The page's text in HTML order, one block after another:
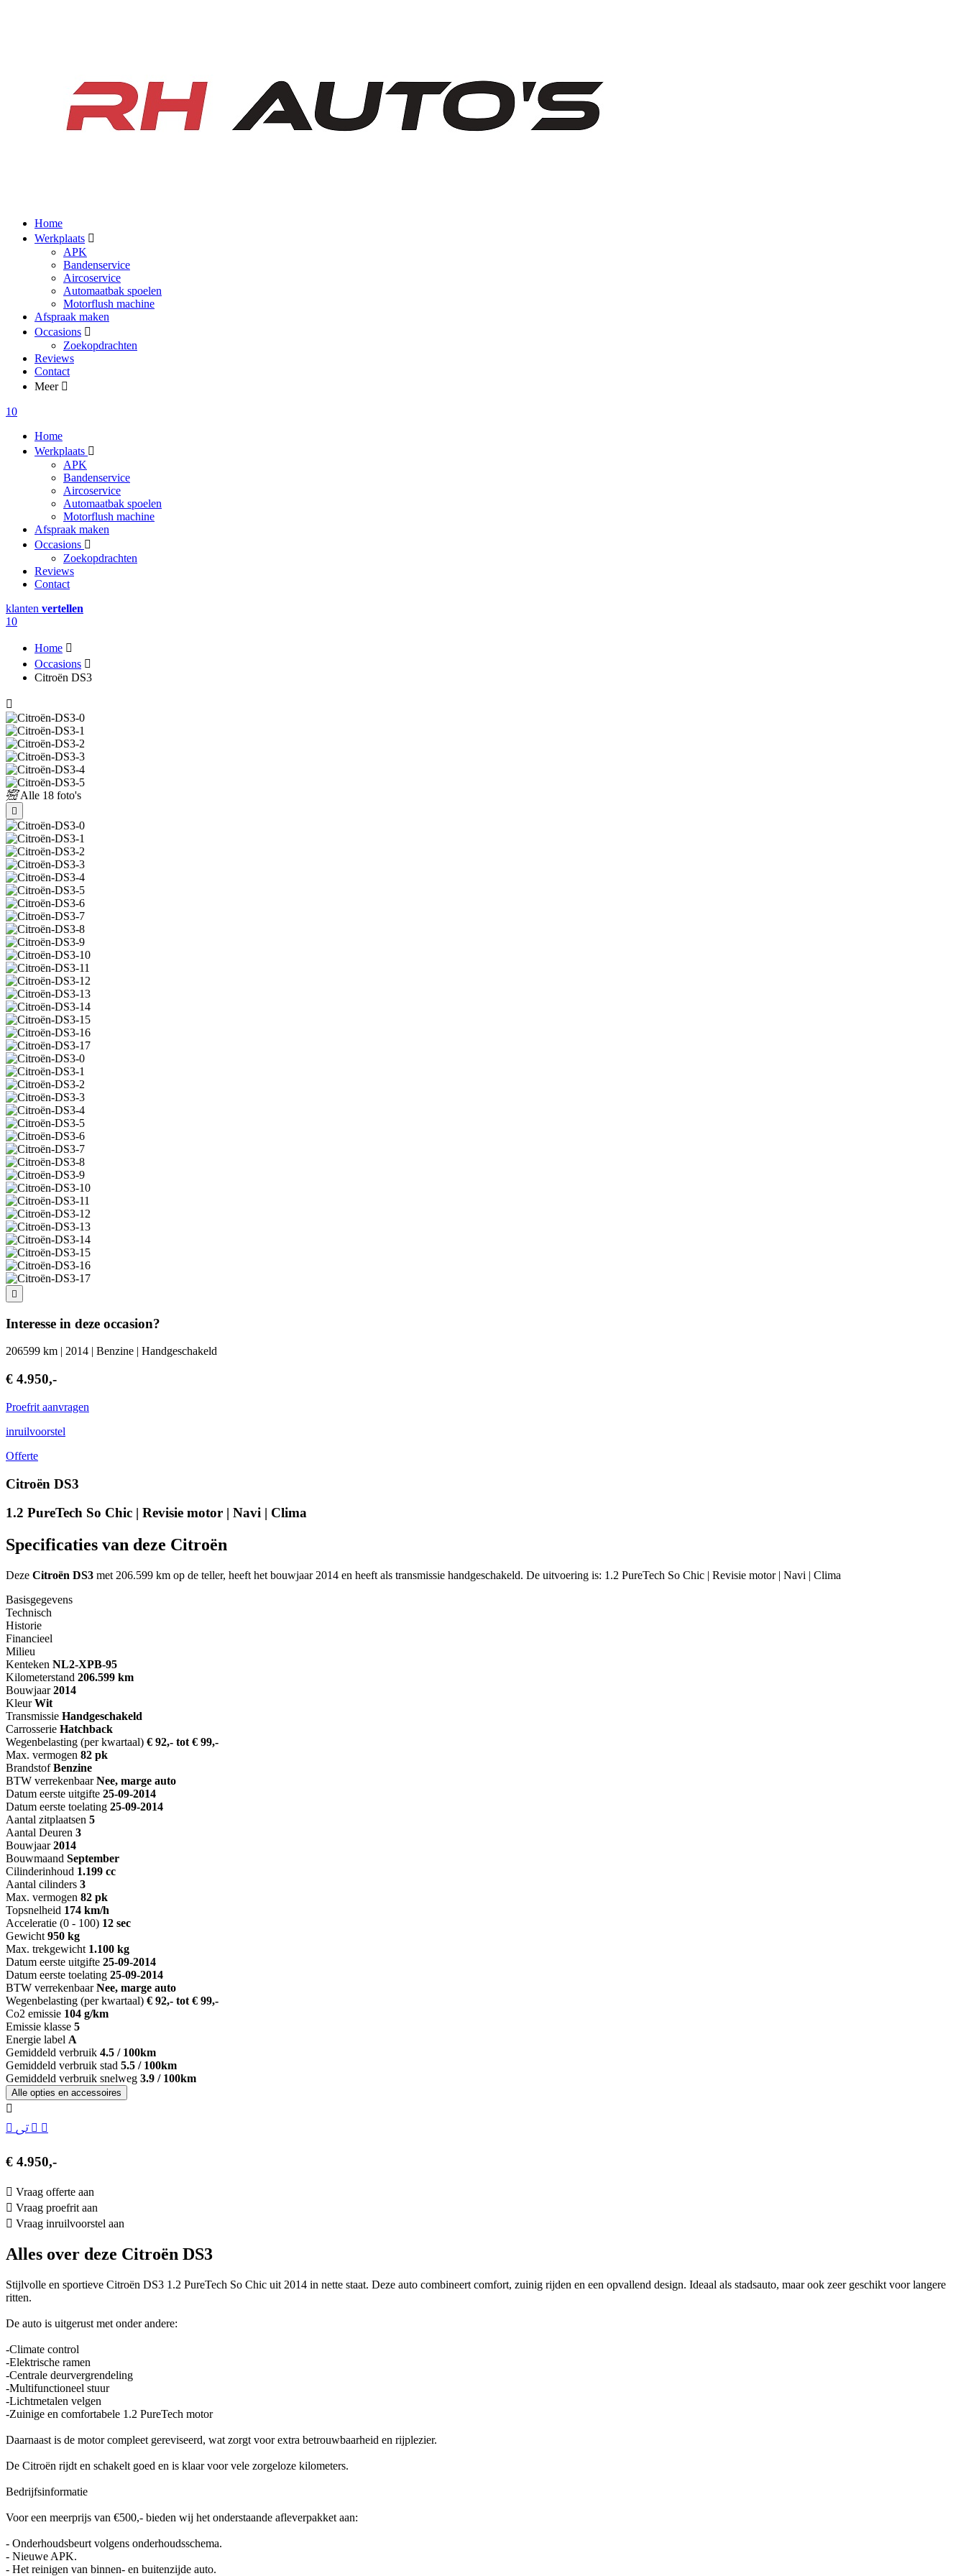
Home
Werkplaats
APK
Bandenservice
Aircoservice
Automaatbak spoelen
Motorflush machine
Afspraak maken
Occasions
Zoekopdrachten
Reviews
Contact
Meer
10
Home
Werkplaats
APK
Bandenservice
Aircoservice
Automaatbak spoelen
Motorflush machine
Afspraak maken
Occasions
Zoekopdrachten
Reviews
Contact
klanten vertellen
10
Home
Occasions
Citroën DS3
Alle 18 foto's
Interesse in deze occasion?
206599 km | 2014 | Benzine | Handgeschakeld
€ 4.950,-
Proefrit aanvragen
inruilvoorstel
Offerte
Citroën DS3
1.2 PureTech So Chic | Revisie motor | Navi | Clima
Specificaties van deze Citroën
Deze Citroën DS3 met 206.599 km op de teller, heeft het bouwjaar 2014 en heeft als transmissie handgeschakeld. De uitvoering is: 1.2 PureTech So Chic | Revisie motor | Navi | Clima
Basisgegevens
Technisch
Historie
Financieel
Milieu
Kenteken NL2-XPB-95
Kilometerstand 206.599 km
Bouwjaar 2014
Kleur Wit
Transmissie Handgeschakeld
Carrosserie Hatchback
Wegenbelasting (per kwartaal) € 92,- tot € 99,-
Max. vermogen 82 pk
Brandstof Benzine
BTW verrekenbaar Nee, marge auto
Datum eerste uitgifte 25-09-2014
Datum eerste toelating 25-09-2014
Aantal zitplaatsen 5
Aantal Deuren 3
Bouwjaar 2014
Bouwmaand September
Cilinderinhoud 1.199 cc
Aantal cilinders 3
Max. vermogen 82 pk
Topsnelheid 174 km/h
Acceleratie (0 - 100) 12 sec
Gewicht 950 kg
Max. trekgewicht 1.100 kg
Datum eerste uitgifte 25-09-2014
Datum eerste toelating 25-09-2014
BTW verrekenbaar Nee, marge auto
Wegenbelasting (per kwartaal) € 92,- tot € 99,-
Co2 emissie 104 g/km
Emissie klasse 5
Energie label A
Gemiddeld verbruik 4.5 / 100km
Gemiddeld verbruik stad 5.5 / 100km
Gemiddeld verbruik snelweg 3.9 / 100km
Alle opties en accessoires
€ 4.950,-
Vraag offerte aan
Vraag proefrit aan
Vraag inruilvoorstel aan
Alles over deze Citroën DS3
Stijlvolle en sportieve Citroën DS3 1.2 PureTech So Chic uit 2014 in nette staat. Deze auto combineert comfort, zuinig rijden en een opvallend design. Ideaal als stadsauto, maar ook zeer geschikt voor langere
ritten.
De auto is uitgerust met onder andere:
-Climate control
-Elektrische ramen
-Centrale deurvergrendeling
-Multifunctioneel stuur
-Lichtmetalen velgen
-Zuinige en comfortabele 1.2 PureTech motor
Daarnaast is de motor compleet gereviseerd, wat zorgt voor extra betrouwbaarheid en rijplezier.
De Citroën rijdt en schakelt goed en is klaar voor vele zorgeloze kilometers.
Bedrijfsinformatie
Voor een meerprijs van €500,- bieden wij het onderstaande afleverpakket aan:
- Onderhoudsbeurt volgens onderhoudsschema.
- Nieuwe APK.
- Het reinigen van binnen- en buitenzijde auto.